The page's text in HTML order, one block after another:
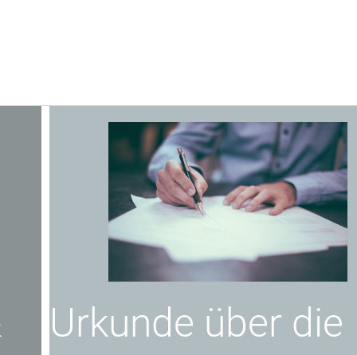
Urkunde über die